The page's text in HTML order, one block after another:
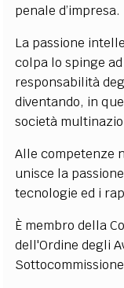
penale d’impresa.
La passione
colpa lo spinge
responsabilità
diventando, in
società
Alle competenze
unisce la passione
tecnologie ed i
È membro della
dell'Ordine degli
Sottocommissione